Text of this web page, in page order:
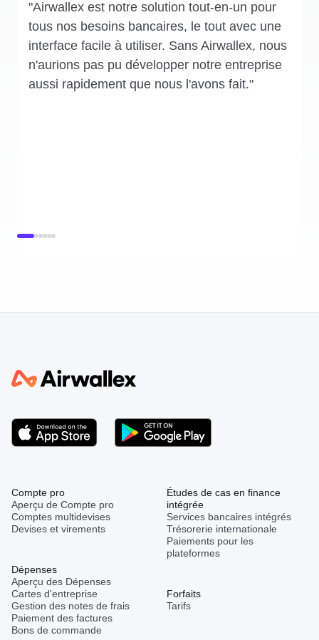
"Airwallex est notre solution tout-en-un pour
tous nos besoins bancaires, le tout avec une
interface facile à utiliser. Sans Airwallex, nous
n'aurions pas pu développer notre entreprise
aussi rapidement que nous l'avons fait."
Compte pro
Aperçu de Compte pro
Comptes multidevises
Devises et virements
Dépenses
Aperçu des Dépenses
Cartes d'entreprise
Gestion des notes de frais
Paiement des factures
Bons de commande
Études de cas en finance
intégrée
Services bancaires intégrés
Trésorerie internationale
Paiements pour les
plateformes
Forfaits
Tarifs